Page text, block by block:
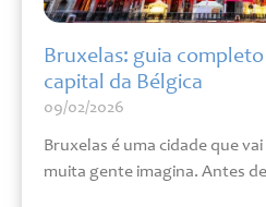
Bruxelas: guia
capital da Bélgica
09/02/2026
Bruxelas é uma cidade que
muita gente imagina. Antes